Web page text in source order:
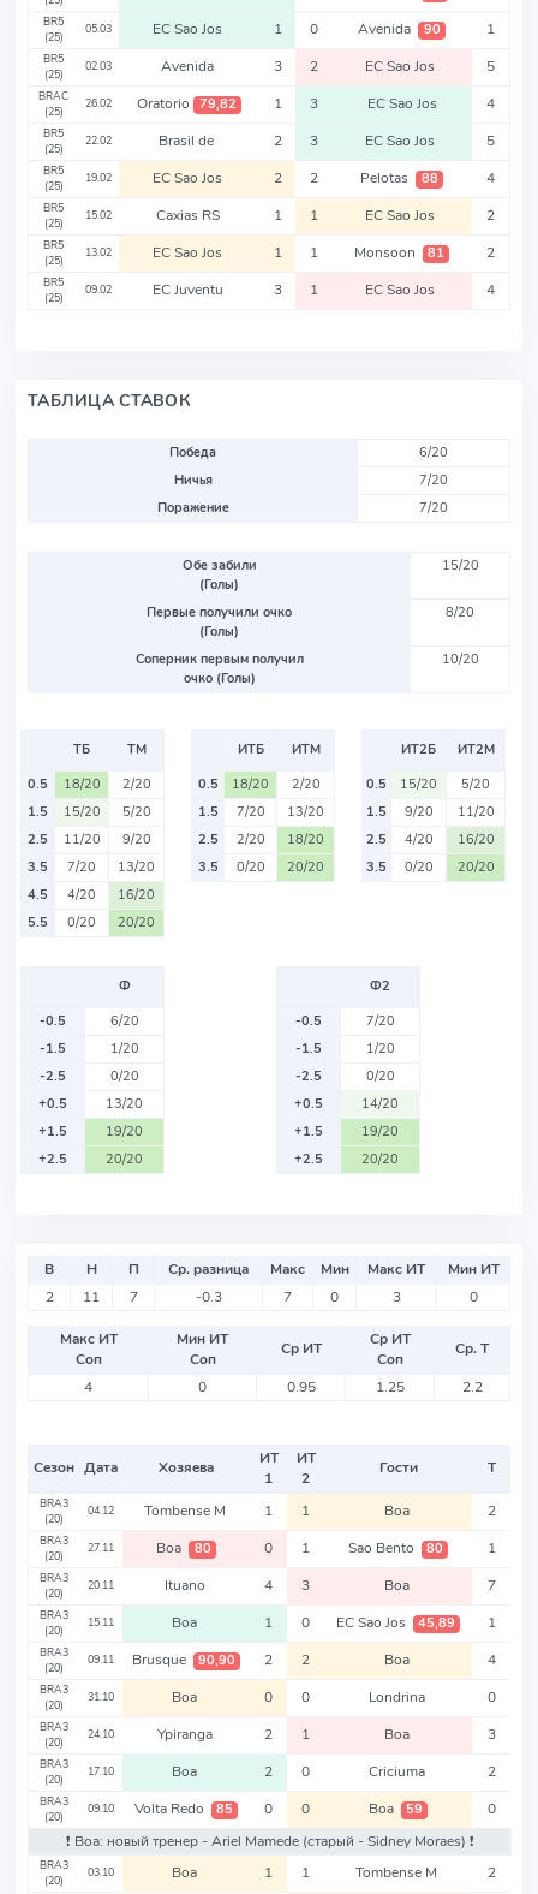
BR5
(25)
05.03 EC Sao Jos 1 0 Avenida 90 1
BR5
(25)
02.03 Avenida 3 2 EC Sao Jos 5
BRAC
(25)
26.02 Oratorio 79,82 1 3 EC Sao Jos 4
BR5
(25)
22.02 Brasil de 2 3 EC Sao Jos 5
BR5
(25)
19.02 EC Sao Jos 2 2 Pelotas 88 4
BR5
(25)
15.02 Caxias RS 1 1 EC Sao Jos 2
BR5
(25)
13.02 EC Sao Jos 1 1 Monsoon 81 2
BR5
(25)
09.02 EC Juventu 3 1 EC Sao Jos 4
ТАБЛИЦА СТАВОК
Победа
6/20
Ничья
7/20
Поражение
7/20
Обе забили
(Голы)
15/20
Первые получили очко
(Голы)
8/20
Соперник первым получил
очко (Голы)
10/20
ТБ
ТМ
0.5
18/20
2/20
1.5
15/20
5/20
2.5
11/20
9/20
3.5
7/20
13/20
4.5
4/20
16/20
5.5
0/20 20/20
ИТБ
ИТМ
0.5
18/20
2/20
1.5
7/20
13/20
2.5
2/20
18/20
3.5
0/20 20/20
ИТ2Б
ИТ2М
0.5
15/20
5/20
1.5
9/20
11/20
2.5
4/20
16/20
3.5
0/20 20/20
Ф
-0.5
6/20
-1.5
1/20
-2.5
0/20
+0.5
13/20
+1.5
19/20
+2.5
20/20
Ф2
-0.5
7/20
-1.5
1/20
-2.5
0/20
+0.5
14/20
+1.5
19/20
+2.5
20/20
В Н П Ср. разница Макс Мин Макс ИТ
Мин ИТ
2
11 7 -0.3 7 0 3 0
Макс ИТ
Соп
Мин ИТ
Соп
Ср ИТ
Ср ИТ
Соп
Ср. Т
4
0 0.95 1.25 2.2
Сезон Дата Хозяева
ИТ
1
ИТ
2
Гости Т
BRA3
(20)
04.12 Tombense M 1 1 Boa 2
BRA3
(20)
27.11 Boa 80 0 1 Sao Bento 80 1
BRA3
(20)
20.11 Ituano 4 3 Boa 7
BRA3
(20)
15.11 Boa 1 0 EC Sao Jos 45,89 1
BRA3
(20)
09.11 Brusque 90,90 2 2 Boa 4
BRA3
(20)
31.10 Boa 0 0 Londrina 0
BRA3
(20)
24.10 Ypiranga 2 1 Boa 3
BRA3
(20)
17.10 Boa 2 0 Criciuma 2
BRA3
(20)
09.10 Volta Redo 85 0 0 Boa 59
0
❗️ Boa: новый тренер - Ariel Mamede (старый - Sidney Moraes) ❗️
BRA3
(20)
03.10 Boa 1 1 Tombense M 2